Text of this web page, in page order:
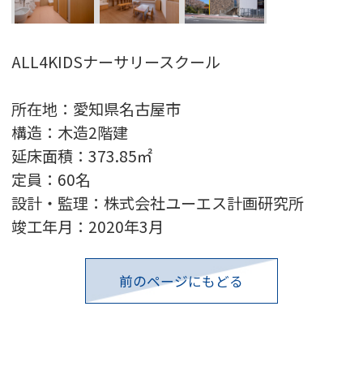
ALL4KIDSナーサリースクール
所在地：愛知県名古屋市
構造：木造2階建
延床面積：373.85㎡
定員：60名
設計・監理：株式会社ユーエス計画研究所
竣工年月：2020年3月
前のページにもどる